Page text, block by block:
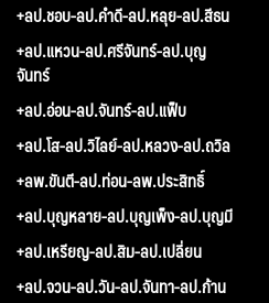
+ลป.ชอบ-ลป.คำดี-ลป.หลุย-ลป.สีธน
+ลป.แหวน-ลป.ศรีจันทร์-ลป.บุญ
จันทร์
+ลป.อ่อน-ลป.จันทร์-ลป.แฟ็บ
+ลป.โส-ลป.วิไลย์-ลป.หลวง-ลป.ถวิล
+ลพ.ขันตี-ลป.ท่อน-ลพ.ประสิทธิ์
+ลป.บุญหลาย-ลป.บุญเพ็ง-ลป.บุญมี
+ลป.เหรียญ-ลป.สิม-ลป.เปลี่ยน
+ลป.จวน-ลป.วัน-ลป.จันทา-ลป.ก้าน